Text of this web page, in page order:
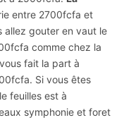
entre 2700fcfa et
gouter en vaut le
comme chez la
vous fait la part à
Si vous êtes
feuilles est à
symphonie et foret